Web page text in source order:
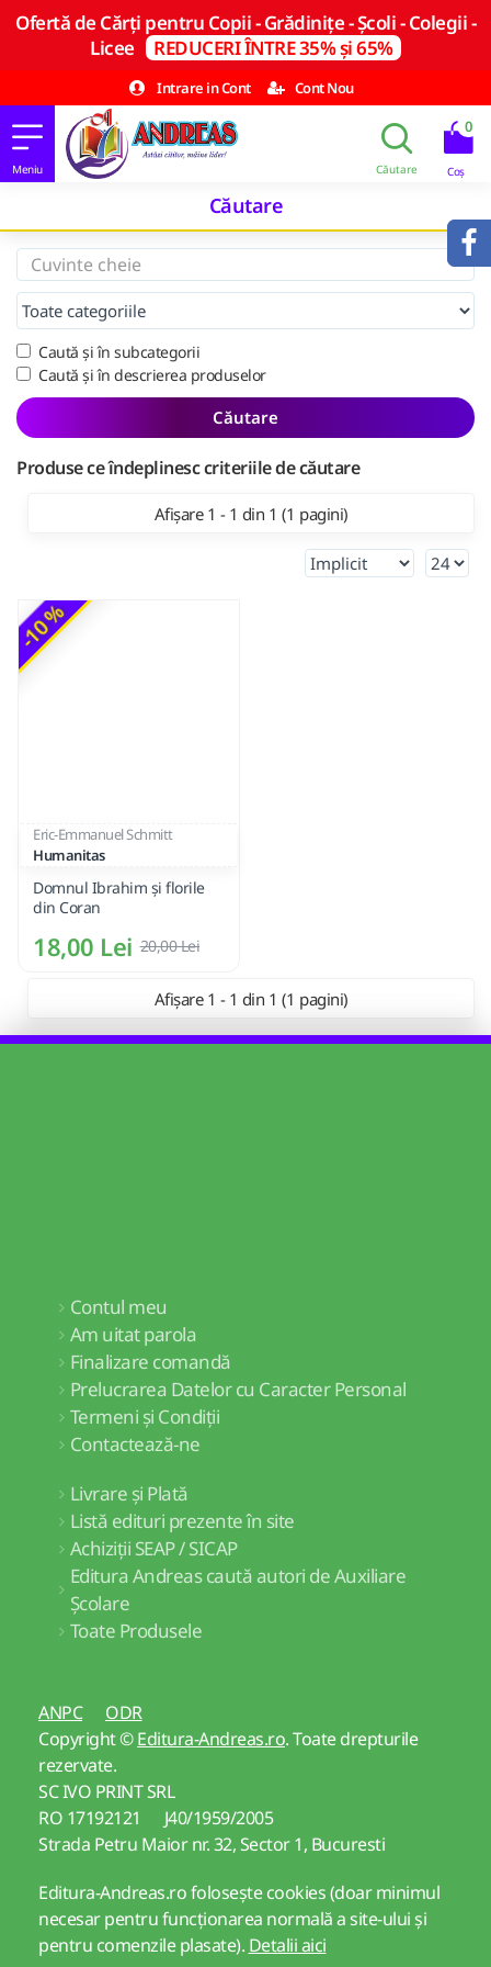
Ofertă de Cărți pentru Copii - Grădinițe - Școli - Colegii -
Licee REDUCERI ÎNTRE 35% și 65%
Intrare in Cont
Cont Nou
0
Căutare
Caută și în subcategorii
Caută și în descrierea produselor
Căutare
Produse ce îndeplinesc criteriile de căutare
Afișare 1 - 1 din 1 (1 pagini)
-10 %
Eric-Emmanuel Schmitt
Humanitas
Domnul Ibrahim şi florile
din Coran
18,00 Lei 20,00 Lei
Afișare 1 - 1 din 1 (1 pagini)
Contul meu
Am uitat parola
Finalizare comandă
Prelucrarea Datelor cu Caracter Personal
Termeni și Condiții
Contactează-ne
Livrare și Plată
Listă edituri prezente în site
Achiziții SEAP / SICAP
Editura Andreas caută autori de Auxiliare
Școlare
Toate Produsele
ANPC
ODR
Copyright ©Editura-Andreas.ro. Toate drepturile
rezervate.
SC IVO PRINT SRL
RO 17192121 J40/1959/2005
Strada Petru Maior nr. 32, Sector 1, Bucuresti
Editura-Andreas.ro folosește cookies (doar minimul
necesar pentru funcționarea normală a site-ului și
pentru comenzile plasate). Detalii aici